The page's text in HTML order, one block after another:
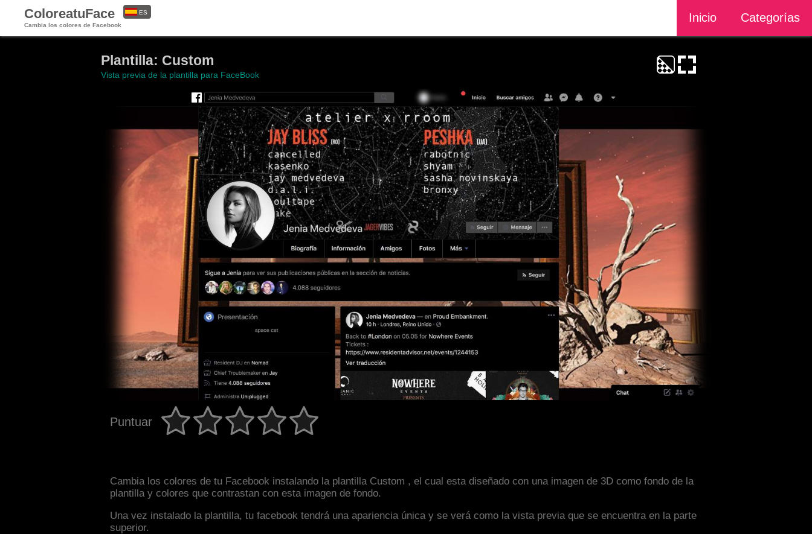
ColoreatuFace
Cambia los colores de Facebook
Inicio Categorías
ES
Plantilla: Custom
Vista previa de la plantilla para FaceBook
Puntuar
Cambia los colores de tu Facebook instalando la plantilla Custom , el cual esta diseñado con una imagen de 3D como fondo de la
plantilla y colores que contrastan con esta imagen de fondo.
Una vez instalado la plantilla, tu facebook tendrá una apariencia única y se verá como la vista previa que se encuentra en la parte
superior.